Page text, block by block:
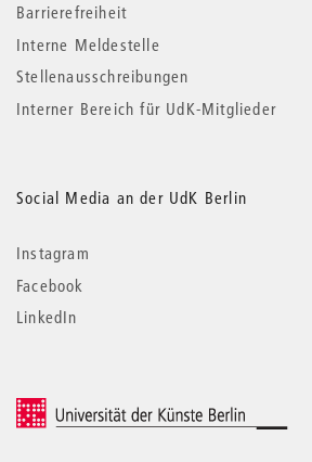
Barrierefreiheit
Interne Meldestelle
Stellenausschreibungen
Interner Bereich für UdK-Mitglieder
Social Media an der UdK Berlin
Instagram
Facebook
LinkedIn
© 2026 Universität der Künste Berlin